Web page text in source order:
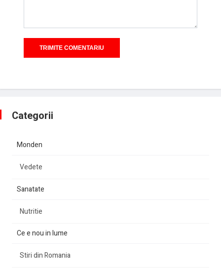
Categorii
Monden
Vedete
Sanatate
Nutritie
Ce e nou in lume
Stiri din Romania